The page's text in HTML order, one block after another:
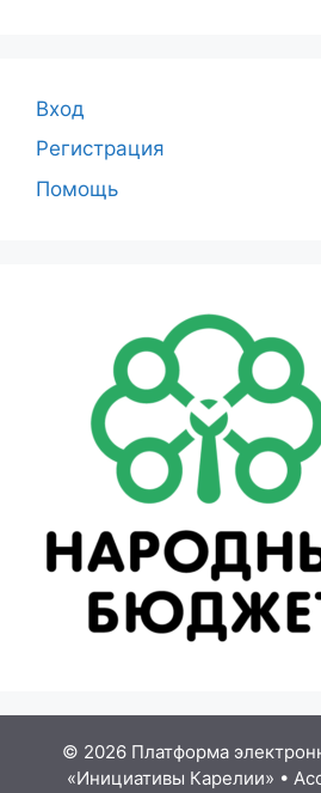
Вход
Регистрация
Помощь
© 2026 Платформа
«Инициативы Карелии» •